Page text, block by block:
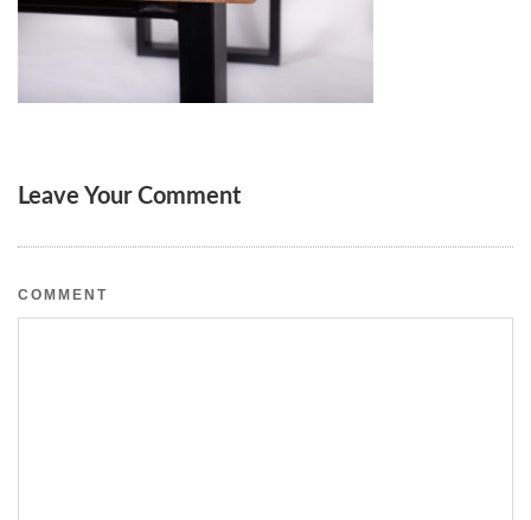
Leave Your Comment
COMMENT